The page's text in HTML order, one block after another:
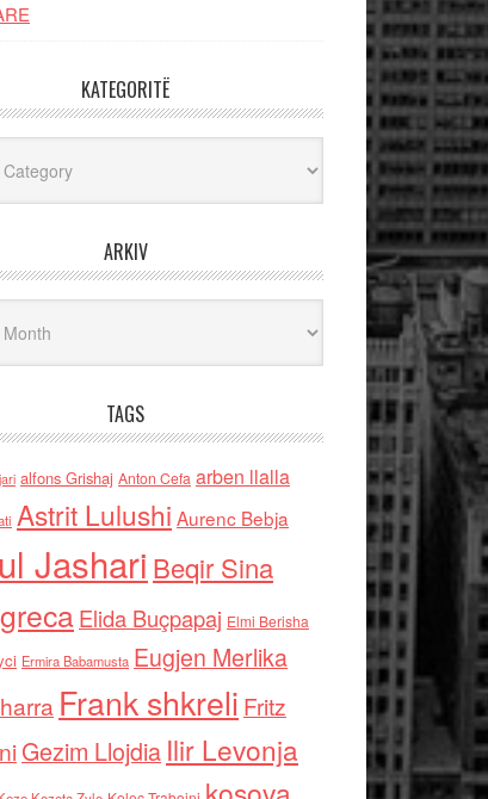
KATEGORITË
ARKIV
TAGS
alfons Grishaj Anton Cefa arben llalla
Astrit Lulushi Aurenc Bebja
Jashari Beqir Sina
Elida Buçpapaj Elmi Berisha
Ermira Babamusta Eugjen Merlika
Frank shkreli Fritz
Gezim Llojdia Ilir Levonja